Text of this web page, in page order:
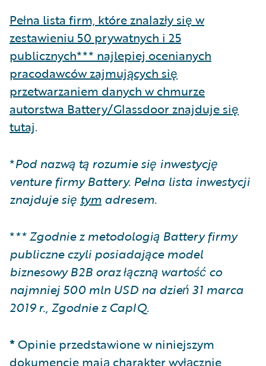
Pełna lista firm, które znalazły się w
zestawieniu 50 prywatnych i 25
publicznych*** najlepiej ocenianych
pracodawców zajmujących się
przetwarzaniem danych w chmurze
autorstwa Battery/Glassdoor znajduje się
tutaj.
*Pod nazwą tą rozumie się inwestycję
venture firmy Battery. Pełna lista inwestycji
znajduje się tym adresem.
*** Zgodnie z metodologią Battery firmy
publiczne czyli posiadające model
biznesowy B2B oraz łączną wartość co
najmniej 500 mln USD na dzień 31 marca
2019 r., Zgodnie z CapIQ.
*Opinie przedstawione w niniejszym
dokumencie mają charakter wyłącznie